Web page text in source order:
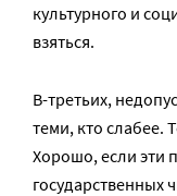
культурного и
взяться.
В-третьих,
теми, кто слабее.
Хорошо, если эти